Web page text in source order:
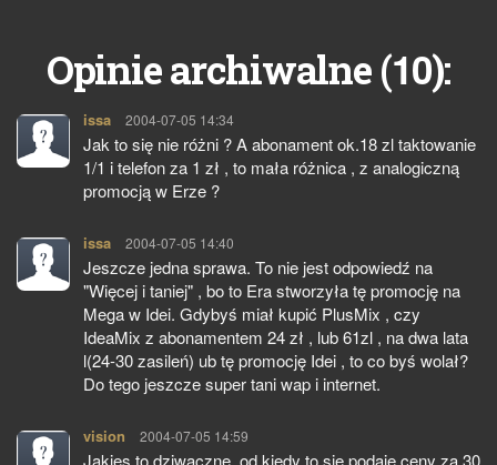
Opinie archiwalne (10):
issa pisze:
2004-07-05 14:34
Jak to się nie różni ? A abonament ok.18 zl taktowanie
1/1 i telefon za 1 zł , to mała różnica , z analogiczną
promocją w Erze ?
issa pisze:
2004-07-05 14:40
Jeszcze jedna sprawa. To nie jest odpowiedź na
"Więcej i taniej" , bo to Era stworzyła tę promocję na
Mega w Idei. Gdybyś miał kupić PlusMix , czy
IdeaMix z abonamentem 24 zł , lub 61zl , na dwa lata
l(24-30 zasileń) ub tę promocję Idei , to co byś wolał?
Do tego jeszcze super tani wap i internet.
vision pisze:
2004-07-05 14:59
Jakies to dziwaczne, od kiedy to sie podaje ceny za 30